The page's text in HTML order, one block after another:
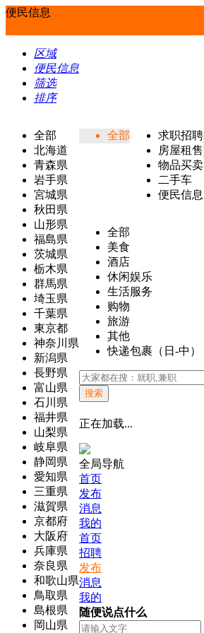
便民信息
区域
便民信息
筛选
排序
全部
北海道
青森県
岩手県
宮城県
秋田県
山形県
福島県
茨城県
栃木県
群馬県
埼玉県
千葉県
東京都
神奈川県
新潟県
長野県
富山県
石川県
福井県
山梨県
岐阜県
静岡県
愛知県
三重県
滋賀県
京都府
大阪府
兵庫県
奈良県
和歌山県
鳥取県
島根県
岡山県
全部
求职招聘
房屋租售
物品买卖
二手车
便民信息
全部
美食
酒店
休闲娱乐
生活服务
购物
旅游
其他
快递包裹（日-中）
搜索
正在加载...
全局导航
首页
发布
消息
我的
首页
招聘
发布
消息
我的
随便说点什么